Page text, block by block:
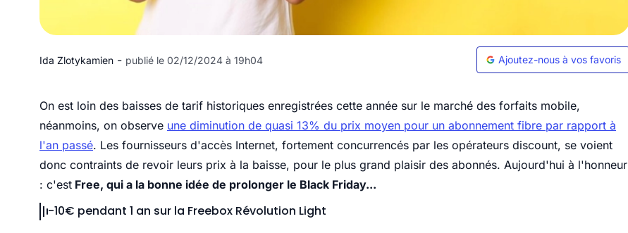
Ida Zlotykamien - publié le 02/12/2024 à 19h04 Ajoutez-nous à vos favoris
On est loin des baisses de tarif historiques enregistrées cette année sur le marché des forfaits mobile,
néanmoins, on observe une diminution de quasi 13% du prix moyen pour un abonnement fibre par rapport à
l'an passé. Les fournisseurs d'accès Internet, fortement concurrencés par les opérateurs discount, se voient
donc contraints de revoir leurs prix à la baisse, pour le plus grand plaisir des abonnés. Aujourd'hui à l'honneur
: c'est Free, qui a la bonne idée de prolonger le Black Friday...
-10€ pendant 1 an sur la Freebox Révolution Light